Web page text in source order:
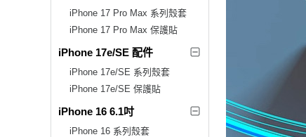
iPhone 17 Pro Max 系列殼套
iPhone 17 Pro Max 保護貼
iPhone 17e/SE 配件
iPhone 17e/SE 系列殼套
iPhone 17e/SE 保護貼
iPhone 16 6.1吋
iPhone 16 系列殼套